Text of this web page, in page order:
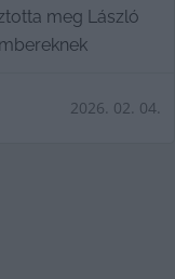
meg László
2026. 02. 04.